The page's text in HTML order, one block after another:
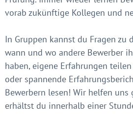
vorab zukünftige Kollegen und
In Gruppen kannst du Fragen zu
wann und wo andere Bewerber
haben, eigene Erfahrungen
oder spannende
Bewerbern lesen! Wir helfen uns
erhältst du innerhalb einer